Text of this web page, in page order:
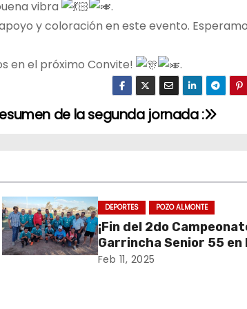
vibra
.
y coloración en este evento.
en el próximo Convite!
.
de la segunda jornada :
DEPORTES POZO ALMONTE
¡Fin del 2do
Garrincha Senior 55 en
Tirana!
Feb 11, 2025